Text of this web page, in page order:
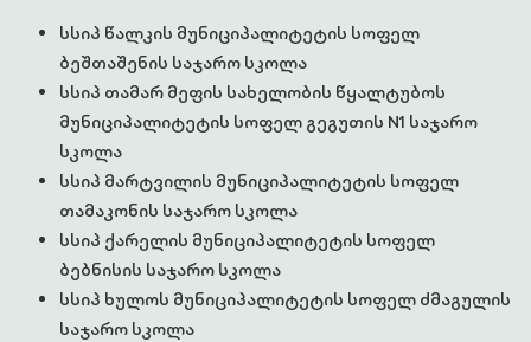
სსიპ წალკის მუნიციპალიტეტის სოფელ
ბეშთაშენის საჯარო სკოლა
სსიპ თამარ მეფის სახელობის წყალტუბოს
მუნიციპალიტეტის სოფელ გეგუთის N1 საჯარო
სკოლა
სსიპ მარტვილის მუნიციპალიტეტის სოფელ
თამაკონის საჯარო სკოლა
სსიპ ქარელის მუნიციპალიტეტის სოფელ
ბებნისის საჯარო სკოლა
სსიპ ხულოს მუნიციპალიტეტის სოფელ ძმაგულის
საჯარო სკოლა